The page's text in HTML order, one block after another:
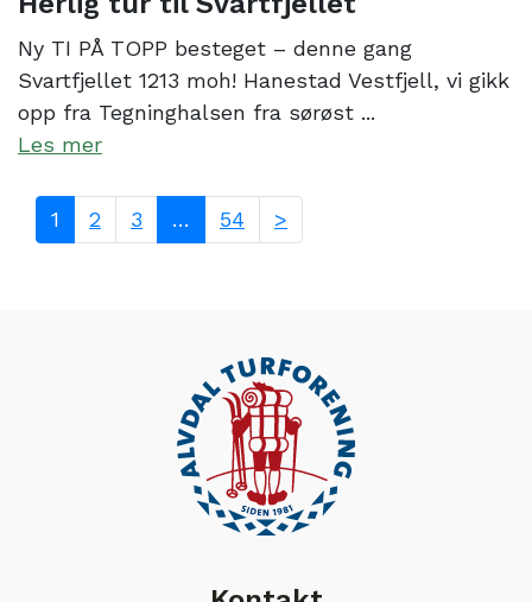
Ny TI PÅ TOPP besteget – denne gang
Svartfjellet 1213 moh! Hanestad Vestfjell, vi gikk
opp fra Tegninghalsen fra sørøst ...
Les mer
Sidepaginering
1 2 3 … 54 >